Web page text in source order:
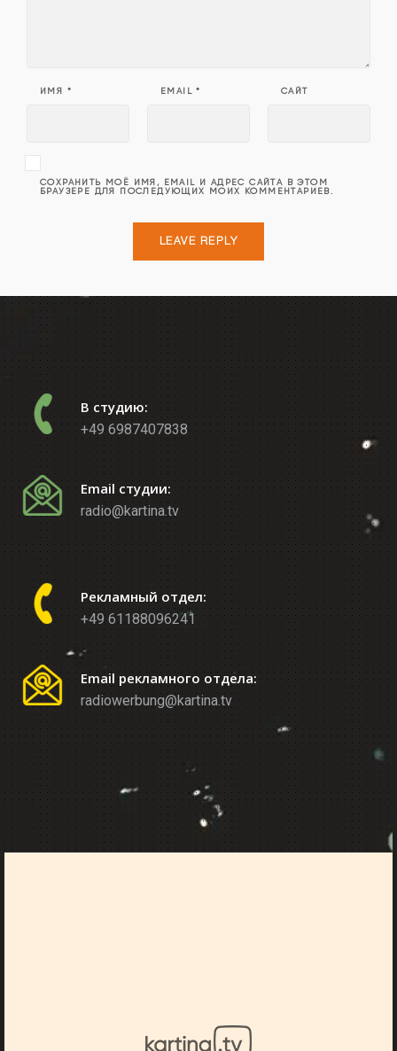
ИМЯ * EMAIL* САЙТ
СОХРАНИТЬ МОЁ ИМЯ, EMAIL И АДРЕС САЙТА В ЭТОМ
БРАУЗЕРЕ ДЛЯ ПОСЛЕДУЮЩИХ МОИХ КОММЕНТАРИЕВ.
В студию:
+49 6987407838
Email студии:
radio@kartina.tv
Рекламный отдел:
+49 61188096241
Email рекламного отдела:
radiowerbung@kartina.tv